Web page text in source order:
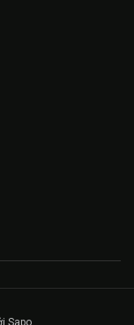
Sapo